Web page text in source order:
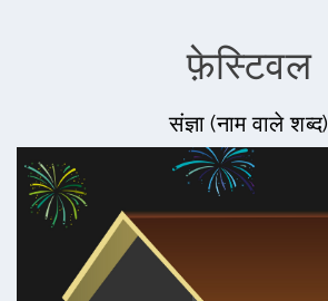
फ़ेस्टिवल
संज्ञा (नाम वाले शब्द)